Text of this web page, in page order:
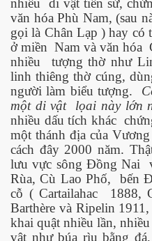
nhiều
di vật tiền sử,
văn hóa Phù Nam, (sau
gọi là Chân Lạp ) hay có
ở miền Nam và văn hóa
nhiều
tượng thờ như
linh thiêng thờ cúng,
người làm biểu tượng.
một di vật
lọai này lớn
nhiều dấu tích khác
một thánh địa của
cách đây 2000 năm.
lưu vực sông Đồng Nai
Rùa, Cù Lao Phố,
bến
cỗ ( Cartailahac
1888,
Barthère và Ripelin
khai quật nhiều lần,
vật như búa rìu bằng
... P2